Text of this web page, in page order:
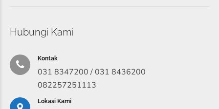
Hubungi Kami
Kontak
031 8347200 / 031 8436200
082257251113
Lokasi Kami